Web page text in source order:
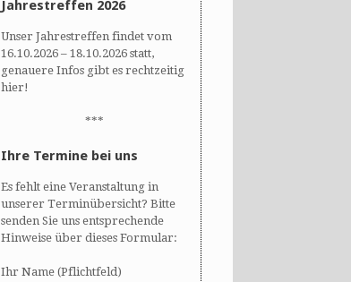
Jahrestreffen 2026
Unser Jahrestreffen findet vom
16.10.2026 – 18.10.2026 statt,
genauere Infos gibt es rechtzeitig
hier!
***
Ihre Termine bei uns
Es fehlt eine Veranstaltung in
unserer Terminübersicht? Bitte
senden Sie uns entsprechende
Hinweise über dieses Formular:
Ihr Name (Pflichtfeld)